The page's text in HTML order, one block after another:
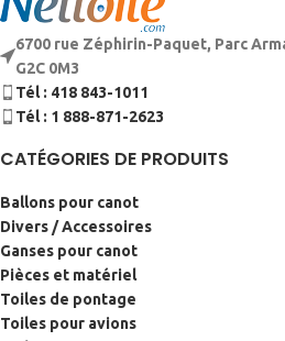
6700 rue Zéphirin-Paquet, Parc
G2C 0M3
Tél : 418 843-1011
Tél : 1 888-871-2623
CATÉGORIES DE PRODUITS
Ballons pour canot
Divers / Accessoires
Ganses pour canot
Pièces et matériel
Toiles de pontage
Toiles pour avions